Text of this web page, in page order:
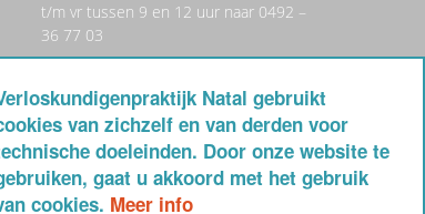
Natal gebruikt
van zichzelf en van derden voor
doeleinden. Door onze website te
gaat u akkoord met het gebruik
cookies. Meer info
t/m vr tussen 9 en 12 uur naar 0492 –
36 77 03
Direct aanmelden